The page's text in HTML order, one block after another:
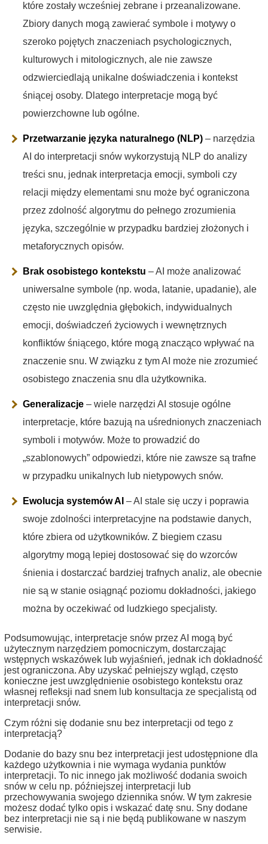
które zostały wcześniej zebrane i przeanalizowane.
Zbiory danych mogą zawierać symbole i motywy o
szeroko pojętych znaczeniach psychologicznych,
kulturowych i mitologicznych, ale nie zawsze
odzwierciedlają unikalne doświadczenia i kontekst
śniącej osoby. Dlatego interpretacje mogą być
powierzchowne lub ogólne.
Przetwarzanie języka naturalnego (NLP) – narzędzia
AI do interpretacji snów wykorzystują NLP do analizy
treści snu, jednak interpretacja emocji, symboli czy
relacji między elementami snu może być ograniczona
przez zdolność algorytmu do pełnego zrozumienia
języka, szczególnie w przypadku bardziej złożonych i
metaforycznych opisów.
Brak osobistego kontekstu – AI może analizować
uniwersalne symbole (np. woda, latanie, upadanie), ale
często nie uwzględnia głębokich, indywidualnych
emocji, doświadczeń życiowych i wewnętrznych
konfliktów śniącego, które mogą znacząco wpływać na
znaczenie snu. W związku z tym AI może nie zrozumieć
osobistego znaczenia snu dla użytkownika.
Generalizacje – wiele narzędzi AI stosuje ogólne
interpretacje, które bazują na uśrednionych znaczeniach
symboli i motywów. Może to prowadzić do
„szablonowych” odpowiedzi, które nie zawsze są trafne
w przypadku unikalnych lub nietypowych snów.
Ewolucja systemów AI – AI stale się uczy i poprawia
swoje zdolności interpretacyjne na podstawie danych,
które zbiera od użytkowników. Z biegiem czasu
algorytmy mogą lepiej dostosować się do wzorców
śnienia i dostarczać bardziej trafnych analiz, ale obecnie
nie są w stanie osiągnąć poziomu dokładności, jakiego
można by oczekiwać od ludzkiego specjalisty.
Podsumowując, interpretacje snów przez AI mogą być
użytecznym narzędziem pomocniczym, dostarczając
wstępnych wskazówek lub wyjaśnień, jednak ich dokładność
jest ograniczona. Aby uzyskać pełniejszy wgląd, często
konieczne jest uwzględnienie osobistego kontekstu oraz
własnej refleksji nad snem lub konsultacja ze specjalistą od
interpretacji snów.
Czym różni się dodanie snu bez interpretacji od tego z
interpretacją?
Dodanie do bazy snu bez interpretacji jest udostępnione dla
każdego użytkownia i nie wymaga wydania punktów
interpretacji. To nic innego jak możliwość dodania swoich
snów w celu np. późniejszej interpretacji lub
przechowywania swojego dziennika snów. W tym zakresie
możesz dodać tylko opis i wskazać datę snu. Sny dodane
bez interpretacji nie są i nie będą publikowane w naszym
serwisie.